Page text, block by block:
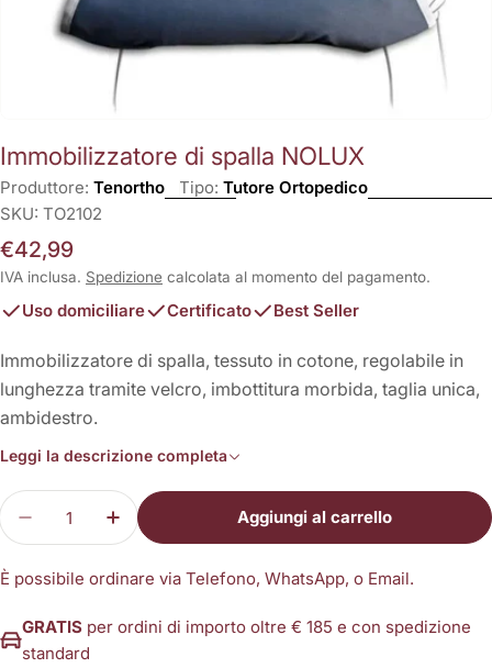
Immobilizzatore di spalla NOLUX
Produttore: Tenortho Tipo: Tutore Ortopedico
SKU: TO2102
Prezzo
normale
€42,99
IVA inclusa. Spedizione calcolata al momento del pagamento.
Uso domiciliare Certificato Best Seller
Immobilizzatore di spalla, tessuto in cotone, regolabile in
lunghezza tramite velcro, imbottitura morbida, taglia unica,
ambidestro.
Leggi la descrizione completa
Quantità
Diminuisci la
Aggiungi al carrello
È possibile ordinare via Telefono, WhatsApp, o Email.
GRATIS per ordini di importo oltre € 185 e con spedizione
standard